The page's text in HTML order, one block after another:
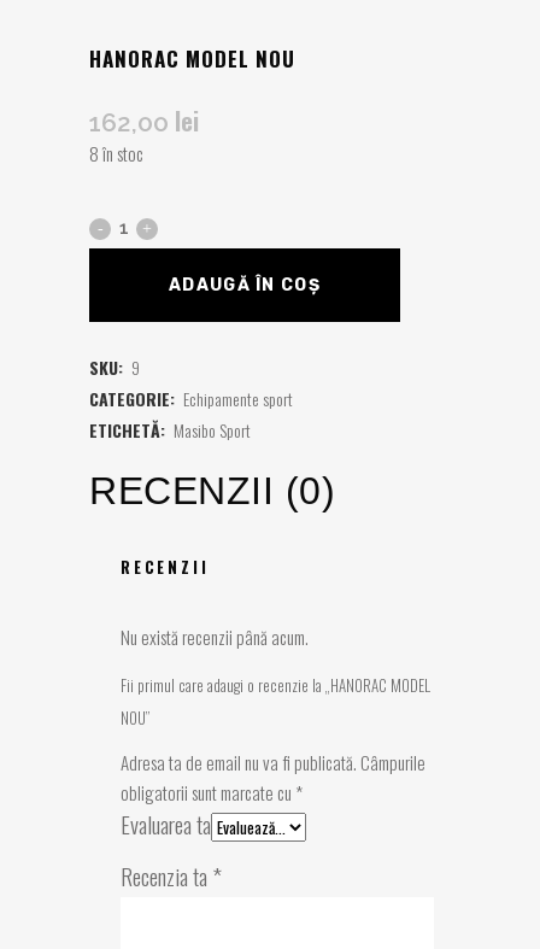
HANORAC MODEL NOU
162,00 lei
8 în stoc
ADAUGĂ ÎN COȘ
SKU: 9
CATEGORIE: Echipamente sport
ETICHETĂ: Masibo Sport
RECENZII (0)
RECENZII
Nu există recenzii până acum.
Fii primul care adaugi o recenzie la „HANORAC MODEL
NOU”
Adresa ta de email nu va fi publicată. Câmpurile
obligatorii sunt marcate cu *
Evaluarea ta
Recenzia ta *